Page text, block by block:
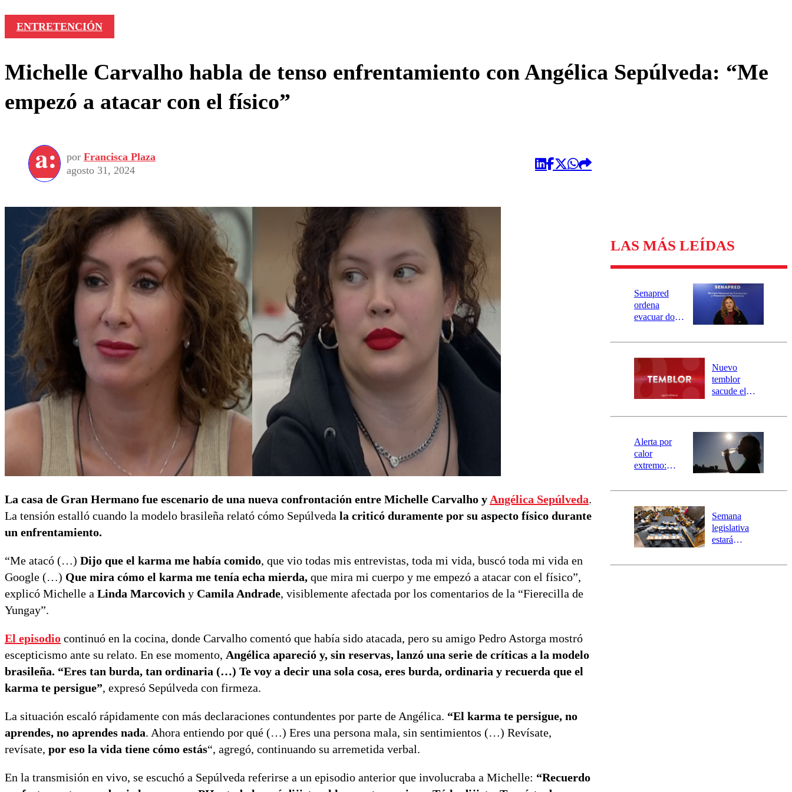
ENTRETENCIÓN
Michelle Carvalho habla de tenso enfrentamiento con Angélica Sepúlveda: “Me
empezó a atacar con el físico”
por Francisca Plaza
agosto 31, 2024
La casa de Gran Hermano fue escenario de una nueva confrontación entre Michelle Carvalho y Angélica Sepúlveda.
La tensión estalló cuando la modelo brasileña relató cómo Sepúlveda la criticó duramente por su aspecto físico durante
un enfrentamiento.
“Me atacó (…) Dijo que el karma me había comido, que vio todas mis entrevistas, toda mi vida, buscó toda mi vida en
Google (…) Que mira cómo el karma me tenía echa mierda, que mira mi cuerpo y me empezó a atacar con el físico”,
explicó Michelle a Linda Marcovich y Camila Andrade, visiblemente afectada por los comentarios de la “Fierecilla de
Yungay”.
El episodio continuó en la cocina, donde Carvalho comentó que había sido atacada, pero su amigo Pedro Astorga mostró
escepticismo ante su relato. En ese momento, Angélica apareció y, sin reservas, lanzó una serie de críticas a la modelo
brasileña. “Eres tan burda, tan ordinaria (…) Te voy a decir una sola cosa, eres burda, ordinaria y recuerda que el
karma te persigue”, expresó Sepúlveda con firmeza.
La situación escaló rápidamente con más declaraciones contundentes por parte de Angélica. “El karma te persigue, no
aprendes, no aprendes nada. Ahora entiendo por qué (…) Eres una persona mala, sin sentimientos (…) Revísate,
revísate, por eso la vida tiene cómo estás“, agregó, continuando su arremetida verbal.
En la transmisión en vivo, se escuchó a Sepúlveda referirse a un episodio anterior que involucraba a Michelle: “Recuerdo
LAS MÁS LEÍDAS
Senapred
ordena
evacuar dos
Carahue por
río Damas:
activa
mensajería
SAE
Nuevo
temblor
sacude el
revisa la
epicentro
Alerta por
calor
extremo:
activa Alerta
Preventiva en
tres comunas
Semana
legislativa
estará
el fin de la